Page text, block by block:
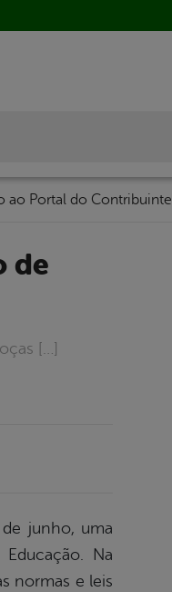
ao Portal do Contribuinte
[…]
junho, uma
Na
normas e leis